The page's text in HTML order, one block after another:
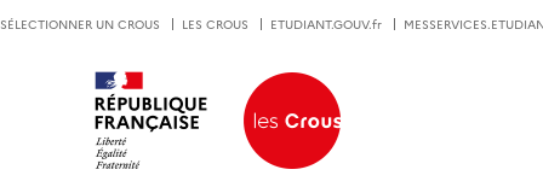
SÉLECTIONNER UN CROUS LES CROUS ETUDIANT.GOUV.fr